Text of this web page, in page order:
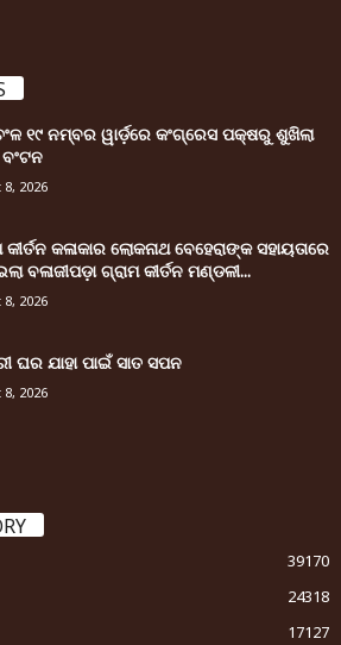
୧୯ ନମ୍ବର ୱାର୍ଡ଼ରେ କଂଗ୍ରେସ ପକ୍ଷରୁ ଶୁଖିଲା
2026
କଳାକାର ଲୋକନାଥ ବେହେରାଙ୍କ ସହାୟତାରେ
ବଳାଜୀପଡ଼ା ଗ୍ରାମ କୀର୍ତନ ମଣ୍ଡଳୀ...
2026
ଘର ଯାହା ପାଇଁ ସାତ ସପନ
2026
39170
24318
17127